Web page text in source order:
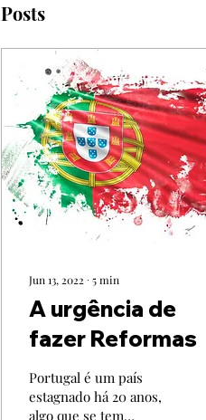
Posts
Jun 13, 2022 ∙ 5min
A urgência de
fazer Reformas
Portugal é um país
estagnado há 20 anos,
algo que se tem